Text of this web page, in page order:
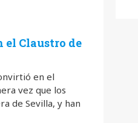
el Claustro de
en el
vez que los
de Sevilla, y han